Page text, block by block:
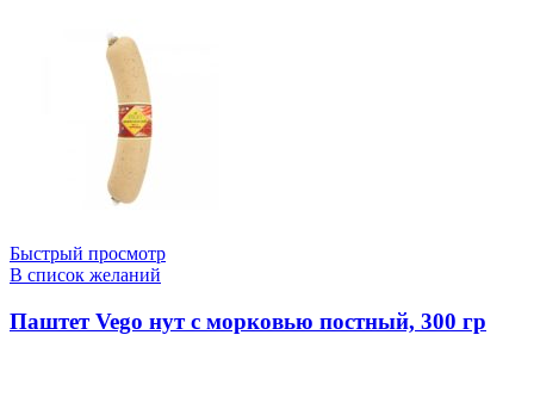
Быстрый просмотр
В список желаний
Паштет Vego нут с морковью постный, 300 гр